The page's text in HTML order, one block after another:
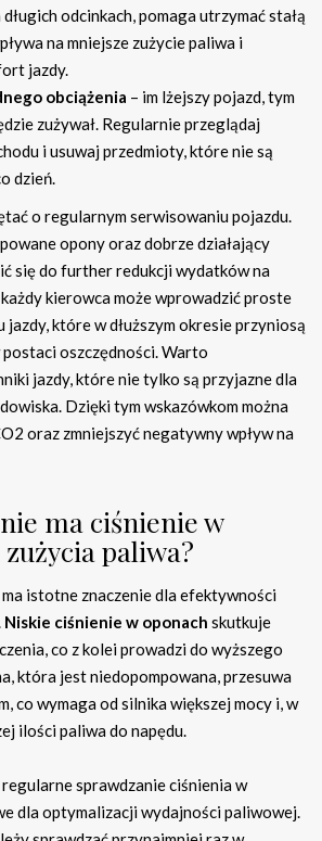
odcinkach, pomaga utrzymać stałą
na mniejsze zużycie paliwa i
jazdy.
obciążenia – im lżejszy pojazd, tym
zużywał. Regularnie przeglądaj
i usuwaj przedmioty, które nie są
dzień.
o regularnym serwisowaniu pojazdu.
opony oraz dobrze działający
się do further redukcji wydatków na
kierowca może wprowadzić proste
jazdy, które w dłuższym okresie przyniosą
oszczędności. Warto
jazdy, które nie tylko są przyjazne dla
Dzięki tym wskazówkom można
oraz zmniejszyć negatywny wpływ na
ma ciśnienie w
paliwa?
istotne znaczenie dla efektywności
Niskie ciśnienie w oponach skutkuje
co z kolei prowadzi do wyższego
która jest niedopompowana, przesuwa
co wymaga od silnika większej mocy i, w
ilości paliwa do napędu.
sprawdzanie ciśnienia w
dla optymalizacji wydajności paliwowej.